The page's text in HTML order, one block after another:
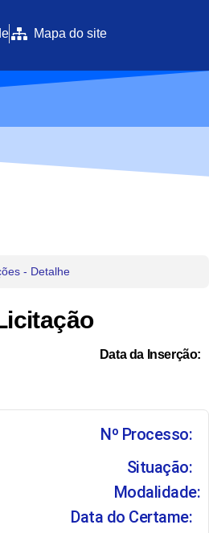
Mapa do site
- Detalhe
Data da Inserção:
Nº Processo:
Situação:
Modalidade:
Data do Certame: